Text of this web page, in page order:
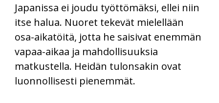
Japanissa ei joudu työttömäksi, ellei niin
itse halua. Nuoret tekevät mielellään
osa-aikatöitä, jotta he saisivat enemmän
vapaa-aikaa ja mahdollisuuksia
matkustella. Heidän tulonsakin ovat
luonnollisesti pienemmät.